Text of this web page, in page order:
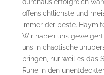
durchaus erfolgreich
offensichtlichste und
immer der beste.
Wir haben uns
uns in chaotische
bringen, nur weil es das
Ruhe in den